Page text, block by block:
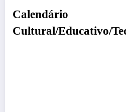
Calendário
Cultural/Educativo/